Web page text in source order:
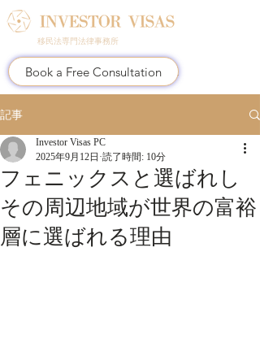
移民法専門法律事務所
Book a Free Consultation
記事
フェニックスと選ばれし
その周辺地域が世界の富裕
層に選ばれる理由
Investor Visas PC
2025年9月12日 読了時間: 10分